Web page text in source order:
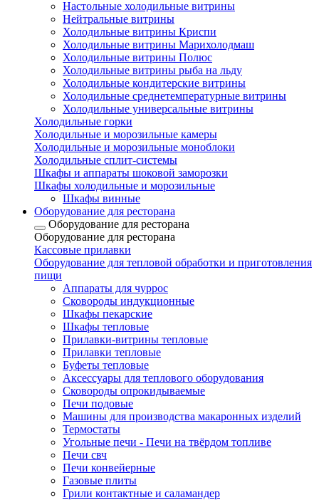
Настольные холодильные витрины
Нейтральные витрины
Холодильные витрины Криспи
Холодильные витрины Марихолодмаш
Холодильные витрины Полюс
Холодильные витрины рыба на льду
Холодильные кондитерские витрины
Холодильные среднетемпературные витрины
Холодильные универсальные витрины
Холодильные горки
Холодильные и морозильные камеры
Холодильные и морозильные моноблоки
Холодильные сплит-системы
Шкафы и аппараты шоковой заморозки
Шкафы холодильные и морозильные
Шкафы винные
Оборудование для ресторана
Оборудование для ресторана
Оборудование для ресторана
Кассовые прилавки
Оборудование для тепловой обработки и приготовления
пищи
Аппараты для чуррос
Сковороды индукционные
Шкафы пекарские
Шкафы тепловые
Прилавки-витрины тепловые
Прилавки тепловые
Буфеты тепловые
Аксессуары для теплового оборудования
Сковороды опрокидываемые
Печи подовые
Машины для производства макаронных изделий
Термостаты
Угольные печи - Печи на твёрдом топливе
Печи свч
Печи конвейерные
Газовые плиты
Грили контактные и саламандер